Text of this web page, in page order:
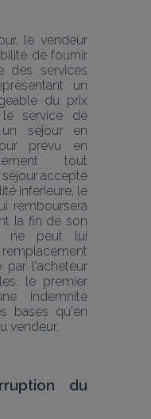
le vendeur
de fournir
des services
un
du prix
le service de
un séjour en
prévu en
tout
accepté
inférieure, le
remboursera
la fin de son
ne peut lui
l'acheteur
le premier
indemnité
bases qu'en
vendeur.
du